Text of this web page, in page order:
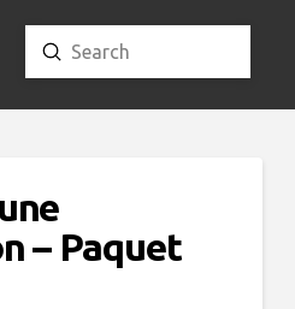
Search
Submit
– Paquet